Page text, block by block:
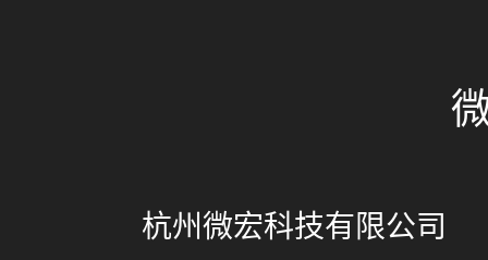
杭州微宏科技有限公司